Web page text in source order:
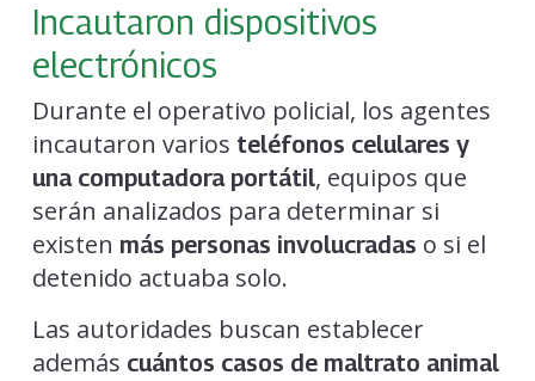
Incautaron dispositivos
electrónicos
Durante el operativo policial, los agentes
incautaron varios teléfonos celulares y
una computadora portátil, equipos que
serán analizados para determinar si
existen más personas involucradas o si el
detenido actuaba solo.
Las autoridades buscan establecer
además cuántos casos de maltrato animal